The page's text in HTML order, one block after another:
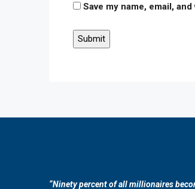
Save my name, email,
“Ninety percent of all millionaires